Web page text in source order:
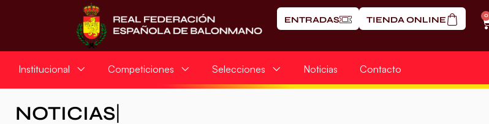
ENTRADAS TIENDA ONLINE 0
Institucional Competiciones Selecciones Noticias Contacto
NOTICIAS